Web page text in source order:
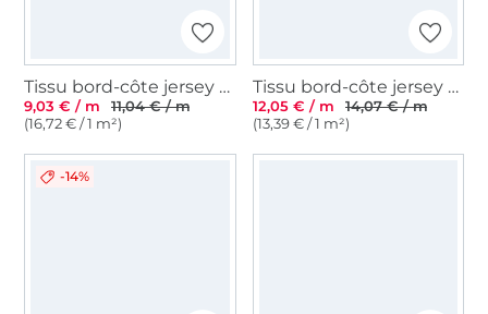
Tissu bord-côte jersey tubulaire côtelé, bleu foncé
9,03 € / m
11,04 € / m
(16,72 € / 1 m²)
Tissu bord-côte jersey tubulaire côtelé milleraies 45cm, blanc
12,05 € / m
14,07 € / m
(13,39 € / 1 m²)
-14%